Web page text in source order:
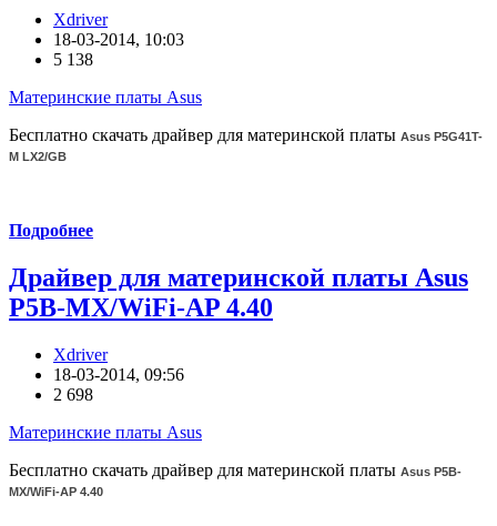
Xdriver
18-03-2014, 10:03
5 138
Материнские платы Asus
Бесплатно скачать драйвер для материнской платы Asus P5G41T-
M LX2/GB
Подробнее
Драйвер для материнской платы Asus
P5B-MX/WiFi-AP 4.40
Xdriver
18-03-2014, 09:56
2 698
Материнские платы Asus
Бесплатно скачать драйвер для материнской платы Asus P5B-
MX/WiFi-AP 4.40